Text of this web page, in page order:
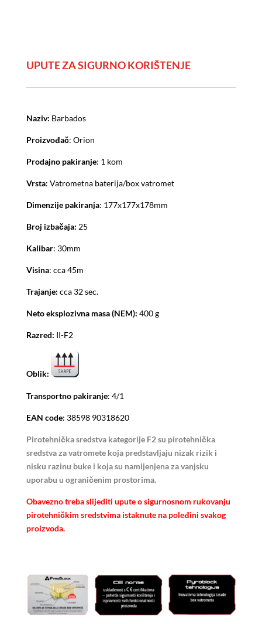
UPUTE ZA SIGURNO KORIŠTENJE
Naziv: Barbados
Proizvođač: Orion
Prodajno pakiranje: 1 kom
Vrsta: Vatrometna baterija/box vatromet
Dimenzije pakiranja: 177x177x178mm
Broj izbačaja: 25
Kalibar: 30mm
Visina: cca 45m
Trajanje: cca 32 sec.
Neto eksplozivna masa (NEM): 400 g
Razred: II-F2
Oblik:
Transportno pakiranje: 4/1
EAN code: 38598 90318620
Pirotehnička sredstva kategorije F2 su pirotehnička
sredstva za vatromete koja predstavljaju nizak rizik i
nisku razinu buke i koja su namijenjena za vanjsku
uporabu u ograničenim prostorima.
Obavezno treba slijediti upute o sigurnosnom rukovanju
pirotehničkim sredstvima istaknute na poleđini svakog
proizvoda.